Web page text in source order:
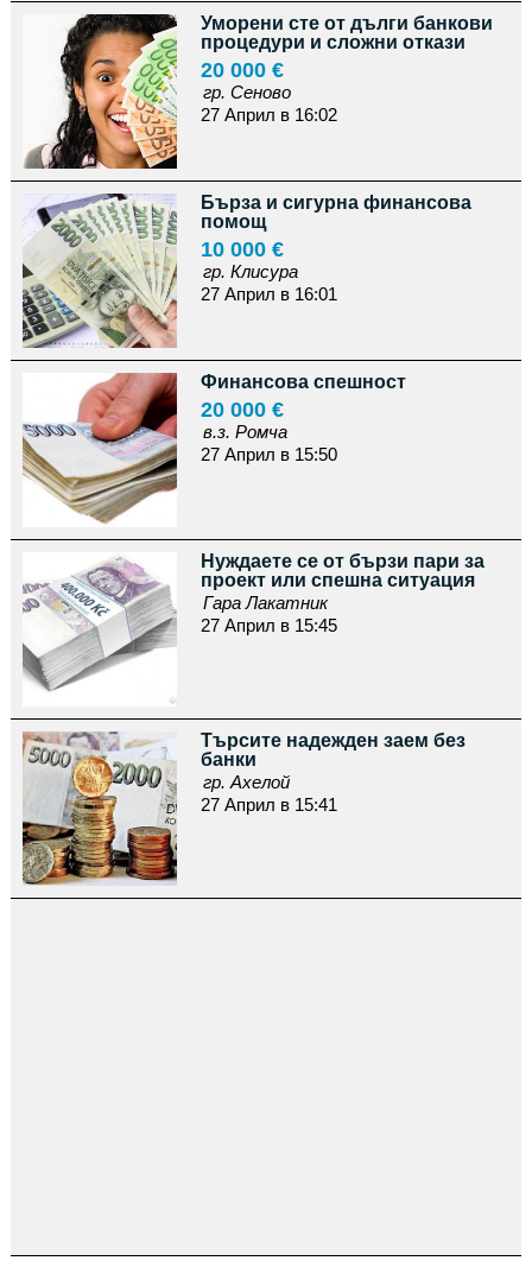
Уморени сте от дълги банкови
процедури и сложни откази
20 000 €
гр. Сеново
27 Април в 16:02
Бърза и сигурна финансова
помощ
10 000 €
гр. Клисура
27 Април в 16:01
Финансова спешност
20 000 €
в.з. Ромча
27 Април в 15:50
Нуждаете се от бързи пари за
проект или спешна ситуация
Гара Лакатник
27 Април в 15:45
Търсите надежден заем без
банки
гр. Ахелой
27 Април в 15:41